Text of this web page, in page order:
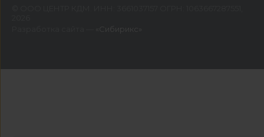
«Сибирикс»